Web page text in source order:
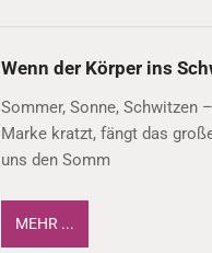
Wenn der Körper ins
Sommer, Sonne, Schwitzen
Marke kratzt, fängt das
uns den Somm
MEHR ...